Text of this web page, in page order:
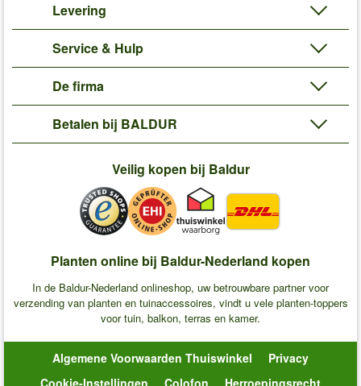
Levering
Service & Hulp
De firma
Betalen bij BALDUR
Veilig kopen bij Baldur
Planten online bij Baldur-Nederland kopen
In de Baldur-Nederland onlineshop, uw betrouwbare partner voor
verzending van planten en tuinaccessoires, vindt u vele planten-toppers
voor tuin, balkon, terras en kamer.
Algemene Voorwaarden Thuiswinkel
Privacy
Cookie-Instellingen
Colofon Herroepingsrecht